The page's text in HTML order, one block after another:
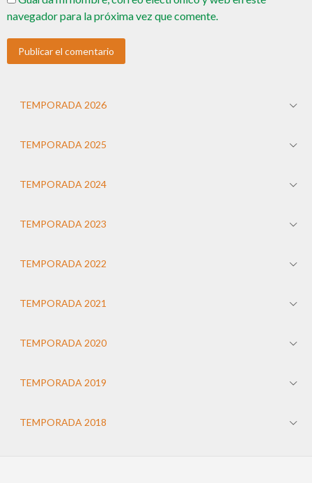
navegador para la próxima vez que comente.
TEMPORADA 2026
TEMPORADA 2025
TEMPORADA 2024
TEMPORADA 2023
TEMPORADA 2022
TEMPORADA 2021
TEMPORADA 2020
TEMPORADA 2019
TEMPORADA 2018